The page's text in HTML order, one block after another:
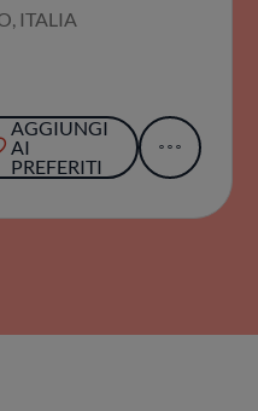
ITALIA
AGGIUNGI
AI
PREFERITI